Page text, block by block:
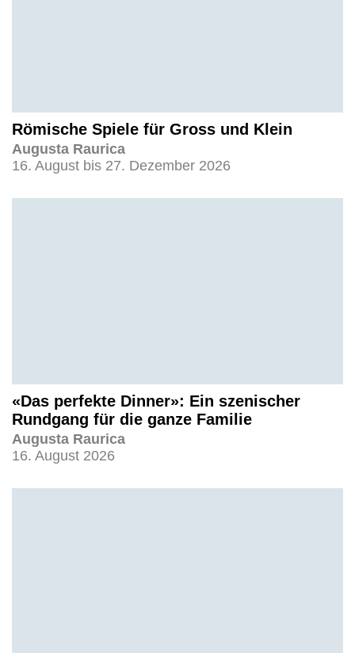
Römische Spiele für Gross und Klein
Augusta Raurica
16. August bis 27. Dezember 2026
«Das perfekte Dinner»: Ein szenischer
Rundgang für die ganze Familie
Augusta Raurica
16. August 2026